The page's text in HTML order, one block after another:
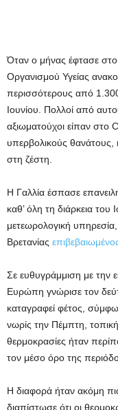
Όταν ο μήνας έφτασε
Οργανισμού Υγείας
περισσότερους από
Ιουνίου. Πολλοί από
αξιωματούχοι είπαν στο
υπερβολικούς θανάτους,
στη ζέστη.
Η Γαλλία έσπασε
καθ’ όλη τη διάρκεια του
μετεωρολογική
Βρετανίας
Σε ευθυγράμμιση με την
Ευρώπη γνώρισε τον
καταγραφεί φέτος,
νωρίς την Πέμπτη,
θερμοκρασίες ήταν
τον μέσο όρο της
Η διαφορά ήταν ακόμη
διαπίστωσε ότι οι